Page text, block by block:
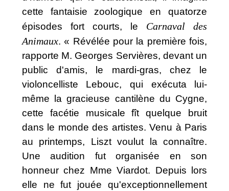
cette fantaisie zoologique en quatorze
épisodes fort courts, le Carnaval des
Animaux. « Révélée pour la première fois,
rapporte M. Georges Servières, devant un
public d'amis, le mardi-gras, chez le
violoncelliste Lebouc, qui exécuta lui-
même la gracieuse cantilène du Cygne,
cette facétie musicale fît quelque bruit
dans le monde des artistes. Venu à Paris
au printemps, Liszt voulut la connaître.
Une audition fut organisée en son
honneur chez Mme Viardot. Depuis lors
elle ne fut jouée qu'exceptionnellement